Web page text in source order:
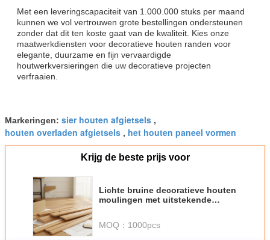
Met een leveringscapaciteit van 1.000.000 stuks per maand
kunnen we vol vertrouwen grote bestellingen ondersteunen
zonder dat dit ten koste gaat van de kwaliteit. Kies onze
maatwerkdiensten voor decoratieve houten randen voor
elegante, duurzame en fijn vervaardigde
houtwerkversieringen die uw decoratieve projecten
verfraaien.
Markeringen: sier houten afgietsels ,
houten overladen afgietsels , het houten paneel vormen
Krijg de beste prijs voor
Lichte bruine decoratieve houten
moulingen met uitstekende
Ideale keuze voor
MOQ： 1000pcs